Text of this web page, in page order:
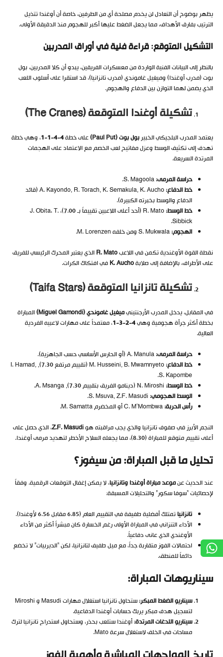
يظهر بوضوح أن التعادل لن يخدم مصلحة أي من الطرفين، خاصة أن أوغندا تتذيل
الترتيب بفارق الأهداف، مما يجعل الضغط عليها أكبر للهجوم منذ الدقيقة الأولى.
التشكيل المتوقع: قراءة فنية في أوراق المدربين
بالنظر إلى البيانات الفنية الواردة من معسكرات الفريقين، يبدو أن كلا المدربين، بول
بوت (مدرب أوغندا) وميغيل غاموندي (مدرب تانزانيا)، قد استقرا على أسلوب اللعب
الذي يضمن لهما التوازن بين الدفاع والهجوم.
تشكيلة أوغندا المتوقعة(The Cranes)
يعتمد المدرب البلجيكي الخبيربول بوت(Paul Put) على خطة4-4-1-1
، وهي خطة
تهدف إلى تكثيف الوسط وعزل مفاتيح لعب الخصم مع الاعتماد على الهجمات
المرتدة السريعة.
حراسة المرمى:
خط الدفاع:
A. Kayondo, R. Torach, K. Semakula, K. Aucho (قائد
الدفاع والوسط بخبرته الكبيرة).
خط الوسط:
R. Mato (أحد أعلى اللاعبين تقييماً بـ 7.00)، J. Obita، T.
Sibbick.
الهجوم:
نقطة القوة الأوغندية تكمن في اللاعبR. Matoالذي يعتبر المحرك الرئيسي للفريق
على الأطراف، بالإضافة إلى صلابةK. Auchoفي افتكاك الكرات.
تشكيلة تانزانيا المتوقعة(Taifa Stars)
في المقابل، يدخل المدرب الأرجنتينيميغيل غاموندي(Miguel Gamondi)
المباراة
بخطة أكثر جرأة هجومية وهي4-2-3-1
، معتمداً على مهارات لاعبيه الفردية
العالية.
حراسة المرمى:
خط الدفاع:
M. Husseini, B. Mwamnyeto (تقييم مرتفع 7.30), I. Hamad,
S. Kapombe.
خط الوسط:
الوسط الهجومي:
رأس الحربة:
النجم الأبرز في صفوف تانزانيا والذي يجب مراقبته هوZ.F. Masudi، الذي حصل على
أعلى تقييم متوقع للمباراة (8.30)، مما يجعله السلاح الأخطر لتهديد مرمى أوغندا.
تحليل ما قبل المباراة: من سيفوز؟
عند الحديث عنموعد مباراة أوغندا وتانزانيا، لا يمكن إغفال التوقعات الرقمية. وفقاً
لإحصائيات “سوفا سكور” والتحليلات المسبقة:
تانزانياتمتلك أفضلية طفيفة في التقييم العام (6.85 مقابل 6.56 لأوغندا).
الأداء التنزاني في المباراة الأولى رغم الخسارة كان مبشراً أكثر من الأداء
الأوغندي الذي عانى دفاعياً.
احتمالات الفوز متقاربة جداً، مع ميل طفيف لتانزانيا، لكن “الديربيات” لا تخضع
دائماً للمنطق.
سيناريوهات المباراة:
سيناريو الضغط المبكر:
ستحاول تانزانيا استغلال مهارات Masudi و Miroshi
لتسجيل هدف مبكر يربك حسابات أوغندا الدفاعية.
سيناريو اللدغات المرتدة:أوغندا ستلعب بحذر، وستحاول استدراج تانزانيا لترك
مساحات في الخلف لاستغلال سرعة Mato.